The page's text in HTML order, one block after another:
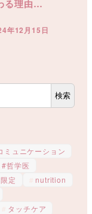
る理由…
日年12月15日
検索
ミュニケーション
#哲学医
定
nutrition
タッチケア